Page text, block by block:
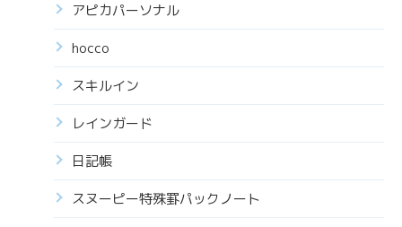
アピカパーソナル
hocco
スキルイン
レインガード
日記帳
スヌーピー特殊罫パックノート